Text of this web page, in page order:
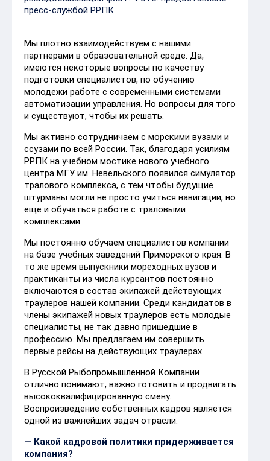
Мы плотно взаимодействуем с нашими
партнерами в образовательной среде. Да,
имеются некоторые вопросы по качеству
подготовки специалистов, по обучению
молодежи работе с современными системами
автоматизации управления. Но вопросы для того
и существуют, чтобы их решать.
Мы активно сотрудничаем с морскими вузами и
ссузами по всей России. Так, благодаря усилиям
РРПК на учебном мостике нового учебного
центра МГУ им. Невельского появился симулятор
тралового комплекса, с тем чтобы будущие
штурманы могли не просто учиться навигации, но
еще и обучаться работе с траловыми
комплексами.
Мы постоянно обучаем специалистов компании
на базе учебных заведений Приморского края. В
то же время выпускники мореходных вузов и
практиканты из числа курсантов постоянно
включаются в состав экипажей действующих
траулеров нашей компании. Среди кандидатов в
члены экипажей новых траулеров есть молодые
специалисты, не так давно пришедшие в
профессию. Мы предлагаем им совершить
первые рейсы на действующих траулерах.
В Русской Рыбопромышленной Компании
отлично понимают, важно готовить и продвигать
высококвалифицированную смену.
Воспроизведение собственных кадров является
одной из важнейших задач отрасли.
— Какой кадровой политики придерживается
компания?